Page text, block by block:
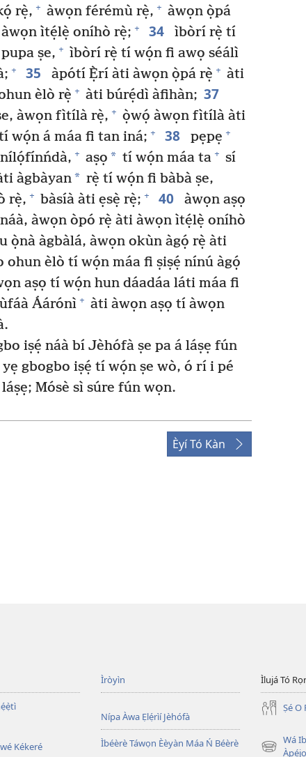
rẹ̀, + àwọn férémù rẹ̀, + àwọn ọ̀pá
ìtẹ́lẹ̀ oníhò rẹ̀; + 34
ìbòrí rẹ̀ tí
ṣe, + ìbòrí rẹ̀ tí wọ́n fi awọ séálì
+ 35 àpótí Ẹ̀rí àti àwọn ọ̀pá rẹ̀ + àti
èlò rẹ̀ + àti búrẹ́dì àfihàn; 37
àwọn fìtílà rẹ̀, + ọ̀wọ́ àwọn fìtílà àti
wọ́n á máa fi tan iná; + 38 pẹpẹ +
+ aṣọ * tí wọ́n máa ta + sí
àgbàyan* rẹ̀ tí wọ́n fi bàbà ṣe,
rẹ̀, + bàsíà àti ẹsẹ̀ rẹ̀; + 40
àwọn aṣọ
àwọn òpó rẹ̀ àti àwọn ìtẹ́lẹ̀ oníhò
ọ̀nà àgbàlá, àwọn okùn àgọ́ rẹ̀ àti
ohun èlò tí wọ́n máa fi ṣiṣẹ́ nínú àgọ́
aṣọ tí wọ́n hun dáadáa láti máa fi
Áárónì + àti àwọn aṣọ tí àwọn
iṣẹ́ náà bí Jèhófà ṣe pa á láṣẹ fún
gbogbo iṣẹ́ tí wọ́n ṣe wò, ó rí i pé
Mósè sì súre fún wọn.
Èyí Tó Kàn
Kékeré
Ìròyìn
Nípa Àwa Ẹlẹ́rìí Jèhófà
Ìbéèrè Táwọn Èèyàn Máa Ń Béèrè
Ìlujá Tó
Ṣé O
Wá
(opens